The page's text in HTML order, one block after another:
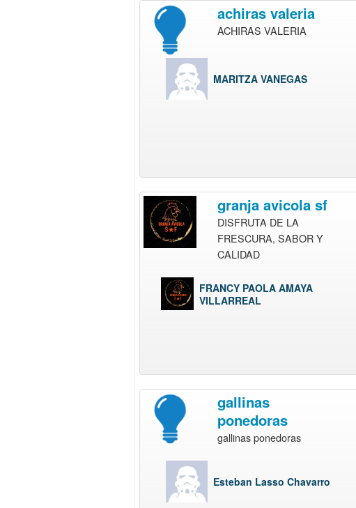
achiras valeria
ACHIRAS VALERIA
MARITZA VANEGAS
granja avicola sf
DISFRUTA DE LA
FRESCURA, SABOR Y
CALIDAD
FRANCY PAOLA AMAYA
VILLARREAL
gallinas
ponedoras
gallinas ponedoras
Esteban Lasso Chavarro